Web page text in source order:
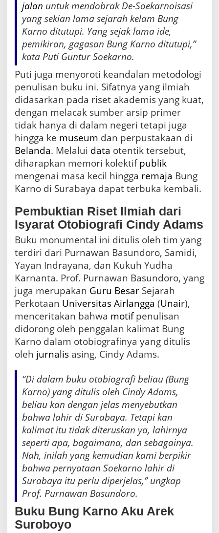
jalan untuk mendobrak De-Soekarnoisasi
yang sekian lama sejarah kelam Bung
Karno ditutupi. Yang sejak lama ide,
pemikiran, gagasan Bung Karno ditutupi,”
kata Puti Guntur Soekarno.
Puti juga menyoroti keandalan metodologi
penulisan buku ini. Sifatnya yang ilmiah
didasarkan pada riset akademis yang kuat,
dengan melacak sumber arsip primer
tidak hanya di dalam negeri tetapi juga
hingga ke museum dan perpustakaan di
Belanda. Melalui data otentik tersebut,
diharapkan memori kolektifpublik
mengenai masa kecil hingga remaja Bung
Karno di Surabaya dapat terbuka kembali.
Pembuktian Riset Ilmiah dari
Isyarat Otobiografi Cindy Adams
Buku monumental ini ditulis oleh tim yang
terdiri dari Purnawan Basundoro, Samidi,
Yayan Indrayana, dan Kukuh Yudha
Karnanta. Prof. Purnawan Basundoro, yang
juga merupakan Guru Besar Sejarah
Perkotaan Universitas Airlangga (Unair),
menceritakan bahwa motifpenulisan
didorong oleh penggalan kalimat Bung
Karno dalam otobiografinya yang ditulis
oleh jurnalis asing, Cindy Adams.
“Di dalam buku otobiografi beliau (Bung
Karno) yang ditulis oleh Cindy Adams,
beliau kan dengan jelas menyebutkan
bahwa lahir di Surabaya. Tetapi kan
kalimat itu tidak diteruskan ya, lahirnya
seperti apa, bagaimana, dan sebagainya.
Nah, inilah yang kemudian kami berpikir
bahwa pernyataan Soekarno lahir di
Surabaya itu perlu diperjelas,” ungkap
Prof. Purnawan Basundoro.
Buku Bung Karno Aku Arek
Suroboyo